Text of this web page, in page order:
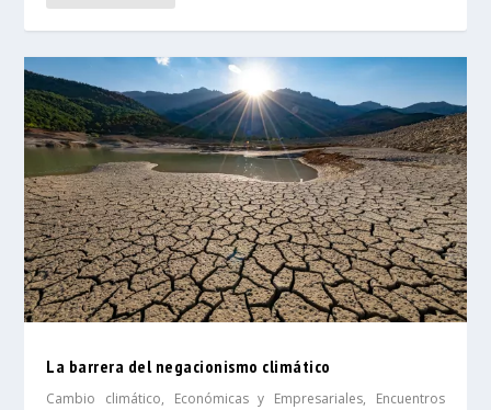
La barrera del negacionismo climático
Cambio climático, Económicas y Empresariales, Encuentros